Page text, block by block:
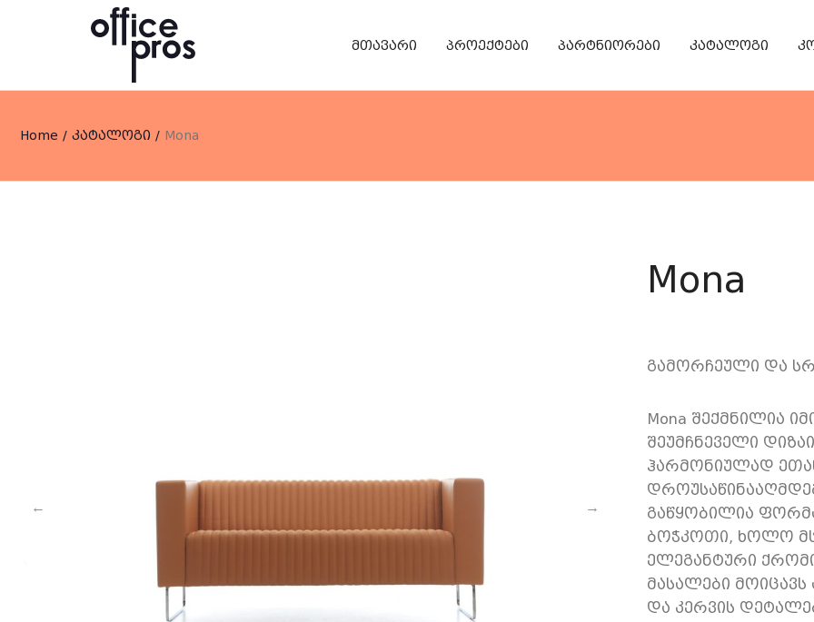
მთავარი პროექტები პარტნიორები კატალოგი
Home / კატალოგი / Mona
Mona
გამორჩეული და
Mona შექმნილია
შეუმჩნეველი
ჰარმონიულად
გაწყობილია
ბოჭკოთი, ხოლო
ელეგანტური
მასალები
და კერვის